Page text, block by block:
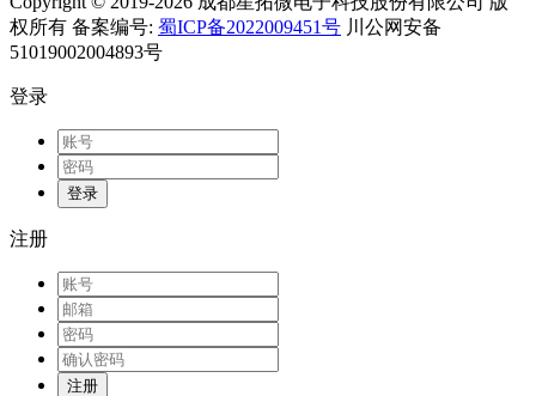
权所有 备案编号: 蜀ICP备2022009451号 川公网安备
51019002004893号
登录
登录
注册
注册